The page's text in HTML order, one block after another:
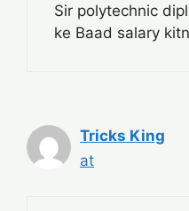
Sir polytechnic
ke Baad salary
Tricks King
at